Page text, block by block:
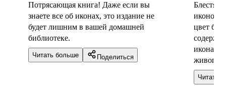
Потрясающая книга! Даже если вы
знаете все об иконах, это издание не
будет лишним в вашей домашней
библиотеке.
Читать больше Поделиться
цвет
иконах?
и
Читать